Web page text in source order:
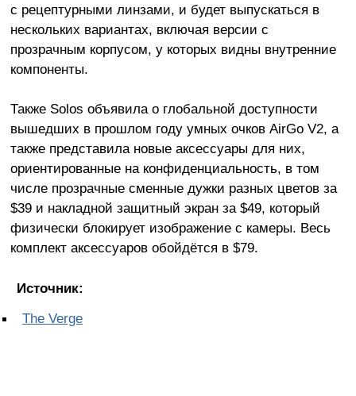
с рецептурными линзами, и будет выпускаться в
нескольких вариантах, включая версии с
прозрачным корпусом, у которых видны внутренние
компоненты.
Также Solos объявила о глобальной доступности
вышедших в прошлом году умных очков AirGo V2, а
также представила новые аксессуары для них,
ориентированные на конфиденциальность, в том
числе прозрачные сменные дужки разных цветов за
$39 и накладной защитный экран за $49, который
физически блокирует изображение с камеры. Весь
комплект аксессуаров обойдётся в $79.
Источник:
The Verge